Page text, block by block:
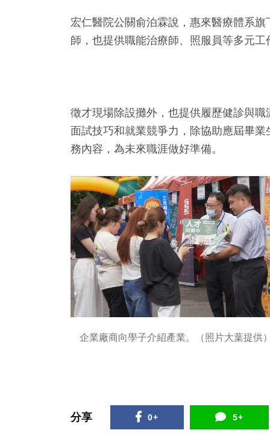
宏仁醫院公關俞泊霖說，惠來醫療體系
師，也提供職能治療師、照服員等多元
徵才現場除設攤外，也提供履歷健診與
面試技巧和就業競爭力，除協助應屆畢
務內容，為未來職涯做好準備。
企業廠商向學子介紹產業。（照片大葉提供
分享 0+ 5+